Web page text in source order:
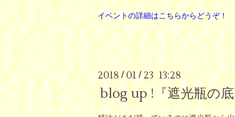
イベントの詳細はこちらからどうぞ！
2018 / 01/23 13:28
blog up !『遮光瓶の